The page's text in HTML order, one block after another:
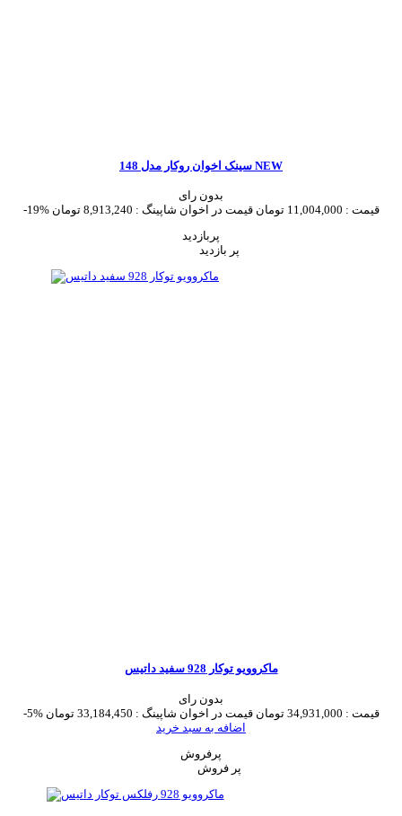
سینک اخوان روکار مدل 148 NEW
بدون رای
-19%
قیمت : 11,004,000 تومان قیمت در اخوان شاپینگ : 8,913,240 تومان
پربازدید
پر بازدید
ماکروویو توکار 928 سفید داتیس
بدون رای
-5%
قیمت : 34,931,000 تومان قیمت در اخوان شاپینگ : 33,184,450 تومان
اضافه به سبد خرید
پرفروش